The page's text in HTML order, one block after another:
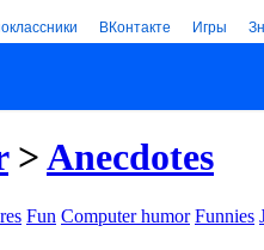
ВКонтакте Игры
>Anecdotes
Fun Computer humor Funnies